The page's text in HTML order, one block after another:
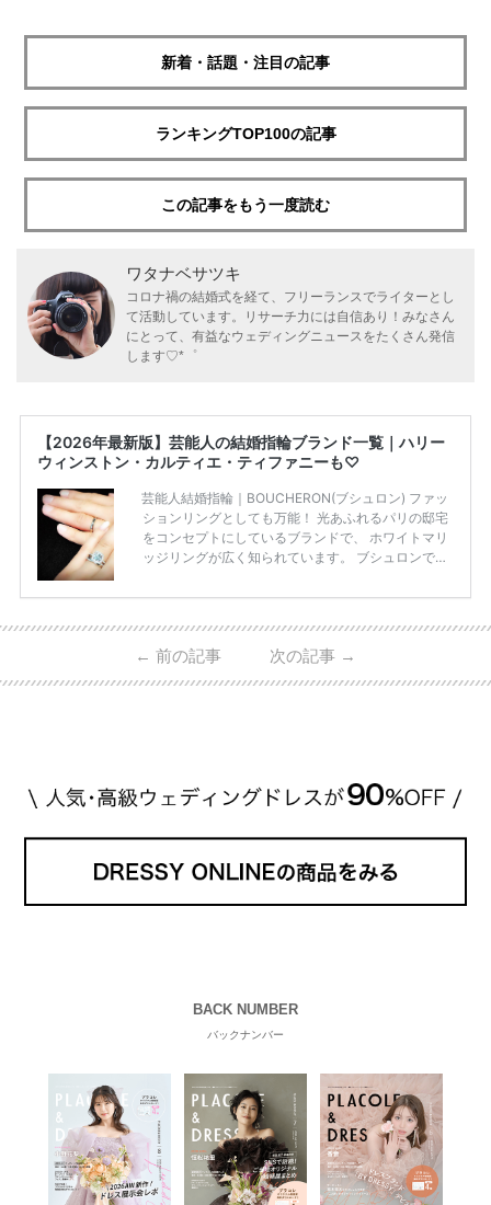
新着・話題・注目の記事
ランキングTOP100の記事
この記事をもう一度読む
ワタナベサツキ
コロナ禍の結婚式を経て、フリーランスでライターとし
て活動しています。リサーチ力には自信あり！みなさん
にとって、有益なウェディングニュースをたくさん発信
します♡*゜
【2026年最新版】芸能人の結婚指輪ブランド一覧｜ハリー
ウィンストン・カルティエ・ティファニーも♡
芸能人結婚指輪｜BOUCHERON(ブシュロン) ファッ
ションリングとしても万能！ 光あふれるパリの邸宅
をコンセプトにしているブランドで、 ホワイトマリ
ッジリングが広く知られています。 ブシュロンで特
ング」は、 小栗さんと山田さんが結婚指輪に選ばれ
なので、 とても人気となっているのです。 その相場
は、10～30万円ほどとなっています。 小栗旬さん・
← 前の記事 次の記事 →
BACK NUMBER
バックナンバー